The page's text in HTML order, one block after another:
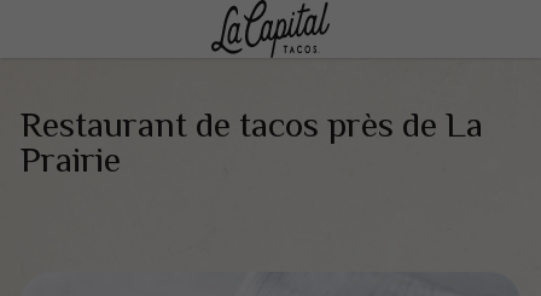
Restaurant de tacos près de La
Prairie